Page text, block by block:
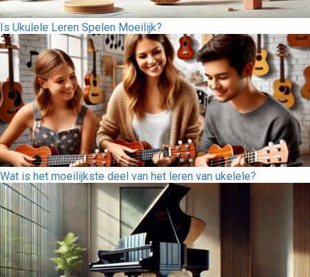
Is Ukulele Leren Spelen Moeilijk?
Wat is het moeilijkste deel van het leren van ukelele?